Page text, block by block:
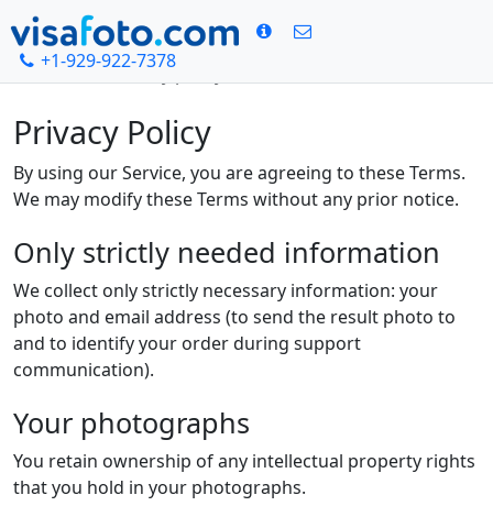
+1-929-922-7378
Начало Privacy policy
Privacy Policy
By using our Service, you are agreeing to these Terms.
We may modify these Terms without any prior notice.
Only strictly needed information
We collect only strictly necessary information: your
photo and email address (to send the result photo to
and to identify your order during support
communication).
Your photographs
You retain ownership of any intellectual property rights
that you hold in your photographs.